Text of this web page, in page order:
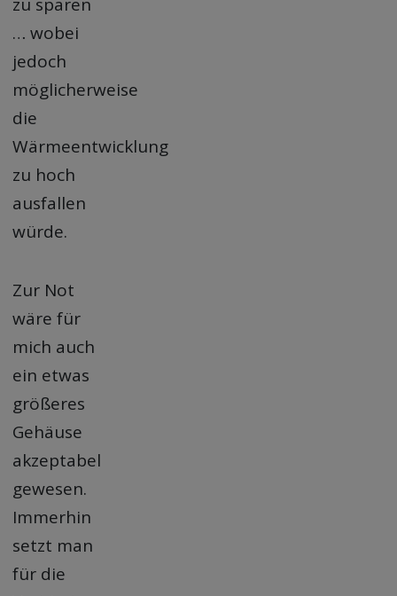
… wobei
jedoch
möglicherweise
die
Wärmeentwicklung
zu hoch
ausfallen
würde.
Zur Not
wäre für
mich auch
ein etwas
größeres
Gehäuse
akzeptabel
gewesen.
Immerhin
setzt man
für die